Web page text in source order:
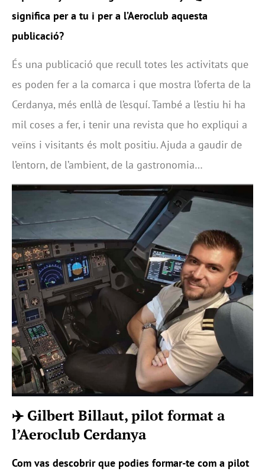
significa per a tu i per a l’Aeroclub aquesta
publicació?
És una publicació que recull totes les activitats que
es poden fer a la comarca i que mostra l’oferta de la
Cerdanya, més enllà de l’esquí. També a l’estiu hi ha
mil coses a fer, i tenir una revista que ho expliqui a
veïns i visitants és molt positiu. Ajuda a gaudir de
l’entorn, de l’ambient, de la gastronomia…
✈️ Gilbert Billaut, pilot format a
l’Aeroclub Cerdanya
Com vas descobrir que podies formar-te com a pilot